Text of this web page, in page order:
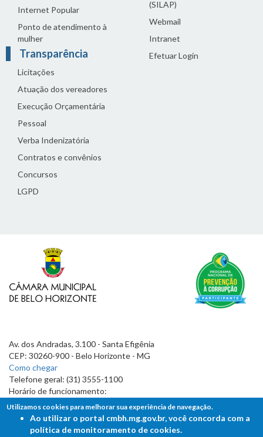
Internet Popular
Ponto de atendimento à
mulher
Transparência
Licitações
Atuação dos vereadores
Execução Orçamentária
Pessoal
Verba Indenizatória
Contratos e convênios
Concursos
LGPD
(SILAP)
Webmail
Intranet
Efetuar Login
Av. dos Andradas, 3.100 - Santa Efigênia
CEP: 30260-900 - Belo Horizonte - MG
Como chegar
Telefone geral: (31) 3555-1100
Horário de funcionamento:
7h às 19h
Utilizamos cookies para melhorar sua experiência de navegação.
Ao utilizar o portal cmbh.mg.gov.br, você concorda com a
política de monitoramento de cookies.